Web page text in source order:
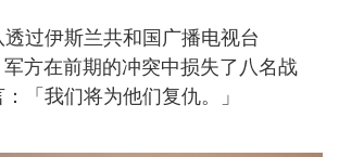
过伊斯兰共和国广播电视台
军方在前期的冲突中损失了八名战
「我们将为他们复仇。」